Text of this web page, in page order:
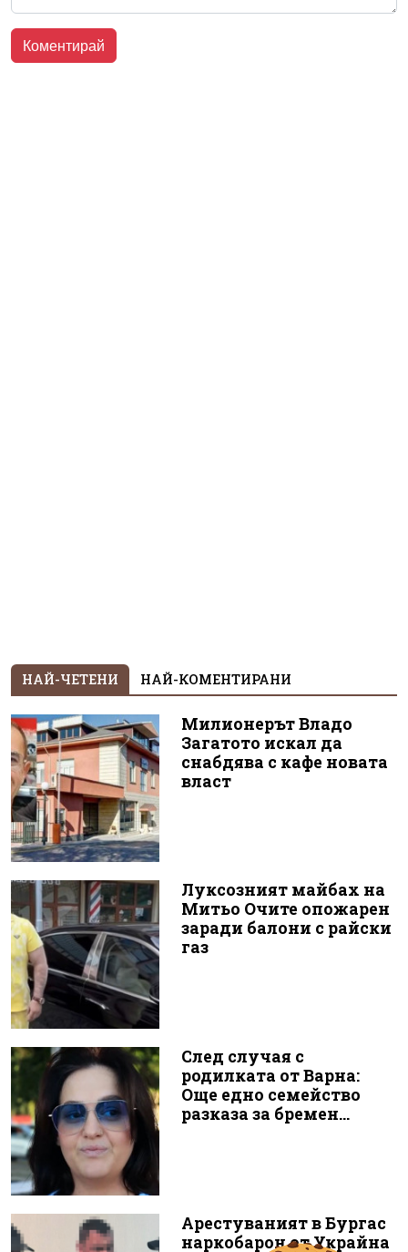
НАЙ-ЧЕТЕНИ НАЙ-КОМЕНТИРАНИ
Милионерът Владо
Загатото искал да
снабдява с кафе новата
власт
Луксозният майбах на
Митьо Очите опожарен
заради балони с райски
газ
След случая с
родилката от Варна:
Още едно семейство
разказа за бремен...
Арестуваният в Бургас
наркобарон от Украйна